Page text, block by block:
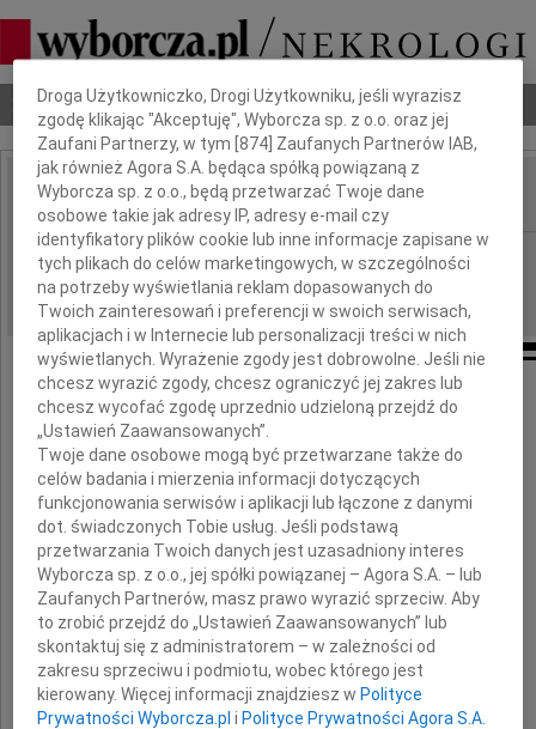
Nekrologi Odeszli Poradnik pogrzebowy
IMIĘ I NAZWISKO:
REGION: Łódź
DATA EMISJI: 05.10.2009
Pani
Ewie Koniecznej
wyrazy głębokiego współczucia
z powodu śmierci
Siostry
składają
Dbamy o Twoją prywatność
Droga Użytkowniczko, Drogi Użytkowniku, jeśli wyrazisz
zgodę klikając "Akceptuję", Wyborcza sp. z o.o. oraz jej
Zaufani Partnerzy, w tym [874] Zaufanych Partnerów IAB,
jak również Agora S.A. będąca spółką powiązaną z
Wyborcza sp. z o.o., będą przetwarzać Twoje dane
osobowe takie jak adresy IP, adresy e-mail czy
identyfikatory plików cookie lub inne informacje zapisane w
tych plikach do celów marketingowych, w szczególności
na potrzeby wyświetlania reklam dopasowanych do
Twoich zainteresowań i preferencji w swoich serwisach,
aplikacjach i w Internecie lub personalizacji treści w nich
wyświetlanych. Wyrażenie zgody jest dobrowolne. Jeśli nie
chcesz wyrazić zgody, chcesz ograniczyć jej zakres lub
chcesz wycofać zgodę uprzednio udzieloną przejdź do
„Ustawień Zaawansowanych”.
Twoje dane osobowe mogą być przetwarzane także do
celów badania i mierzenia informacji dotyczących
funkcjonowania serwisów i aplikacji lub łączone z danymi
dot. świadczonych Tobie usług. Jeśli podstawą
przetwarzania Twoich danych jest uzasadniony interes
Wyborcza sp. z o.o., jej spółki powiązanej – Agora S.A. – lub
Zaufanych Partnerów, masz prawo wyrazić sprzeciw. Aby
to zrobić przejdź do „Ustawień Zaawansowanych” lub
skontaktuj się z administratorem – w zależności od
zakresu sprzeciwu i podmiotu, wobec którego jest
kierowany. Więcej informacji znajdziesz wPolityce
Prywatności Wyborcza.pl iPolityce Prywatności Agora S.A.